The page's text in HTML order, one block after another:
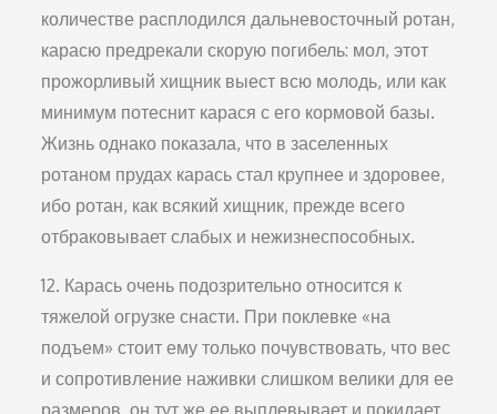
количестве расплодился дальневосточный ротан,
карасю предрекали скорую погибель: мол, этот
прожорливый хищник выест всю молодь, или как
минимум потеснит карася с его кормовой базы.
Жизнь однако показала, что в заселенных
ротаном прудах карась стал крупнее и здоровее,
ибо ротан, как всякий хищник, прежде всего
отбраковывает слабых и нежизнеспособных.
12. Карась очень подозрительно относится к
тяжелой огрузке снасти. При поклевке «на
подъем» стоит ему только почувствовать, что вес
и сопротивление наживки слишком велики для ее
размеров, он тут же ее выплевывает и покидает